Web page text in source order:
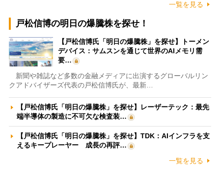
一覧を見る
戸松信博の明日の爆騰株を探せ！
【戸松信博氏「明日の爆騰株」を探せ】トーメン
デバイス：サムスンを通じて世界のAIメモリ需
要…
新聞や雑誌など多数の金融メディアに出演するグローバルリン
クアドバイザーズ代表の戸松信博氏が、最新…
【戸松信博氏「明日の爆騰株」を探せ】レーザーテック：最先
端半導体の製造に不可欠な検査装…
【戸松信博氏「明日の爆騰株」を探せ】TDK：AIインフラを支
えるキープレーヤー 成長の再評…
一覧を見る